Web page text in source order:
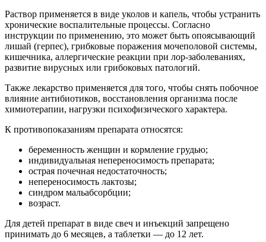
Раствор применяется в виде уколов и капель, чтобы устранить
хронические воспалительные процессы. Согласно
инструкции по применению, это может быть опоясывающий
лишай (герпес), грибковые поражения мочеполовой системы,
кишечника, аллергические реакции при лор-заболеваниях,
развитие вирусных или грибоковых патологий.
Также лекарство применяется для того, чтобы снять побочное
влияние антибиотиков, восстановления организма после
химиотерапии, нагрузки психофизического характера.
К противопоказаниям препарата относятся:
беременность женщин и кормление грудью;
индивидуальная непереносимость препарата;
острая почечная недостаточность;
непереносимость лактозы;
синдром мальабсорбции;
возраст.
Для детей препарат в виде свеч и инъекций запрещено
принимать до 6 месяцев, а таблетки — до 12 лет.